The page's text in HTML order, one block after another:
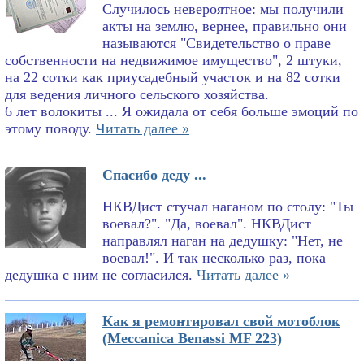
Случилось невероятное: мы получили
акты на землю, вернее, правильно они
называются "Свидетельство о праве
собственности на недвижимое имущество", 2 штуки,
на 22 сотки как приусадебный участок и на 82 сотки
для ведения личного сельского хозяйства.
6 лет волокиты ... Я ожидала от себя больше эмоций по
этому поводу. Читать далее »
Спасибо деду ...
НКВДист стучал наганом по столу: "Ты
воевал?". "Да, воевал". НКВДист
направлял наган на дедушку: "Нет, не
воевал!". И так несколько раз, пока
дедушка с ним не согласился. Читать далее »
Как я ремонтировал свой мотоблок
(Meccanica Benassi MF 223)